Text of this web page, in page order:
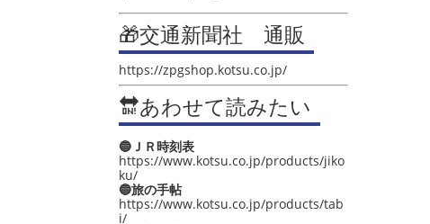
🎁交通新聞社 通販
https://zpgshop.kotsu.co.jp/
🔛あわせて読みたい
🔵ＪＲ時刻表
https://www.kotsu.co.jp/products/jiko
ku/
🔵旅の手帖
https://www.kotsu.co.jp/products/tab
i/